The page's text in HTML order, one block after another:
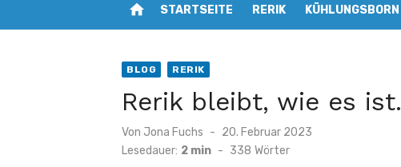
home STARTSEITE RERIK KÜHLUNGSBORN
BLOG RERIK
Rerik bleibt, wie es ist.
Von Jona Fuchs
Veröffentlicht
am
20. Februar 2023
Lesedauer: 2 min - 338 Wörter